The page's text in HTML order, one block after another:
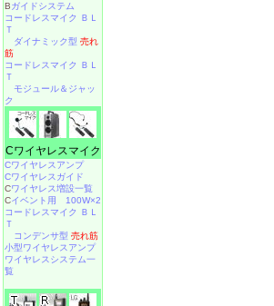
Bガイドシステム
コードレスマイク ＢＬ
Ｔ
ダイナミック型 売れ
筋
コードレスマイク ＢＬ
Ｔ
モジュール＆ジャッ
ク
Cワイヤレスマイク
Cワイヤレスアンプ
Cワイヤレスガイド
Cワイヤレス増設一覧
Cイベント用 100W×2
コードレスマイク ＢＬ
Ｔ
コンデンサ型 売れ筋
小型ワイヤレスアンプ
ワイヤレスシステム一
覧